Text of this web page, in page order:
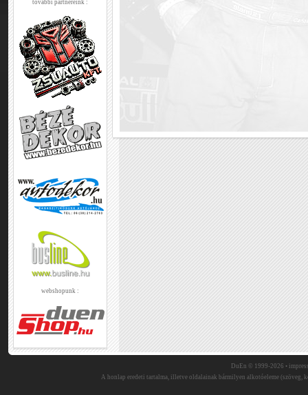
további partnereink :
webshopunk :
DuEn © 1999-2026 •
A honlap eredeti tartalma, illetve oldalainak bármilyen alkotóeleme (szöveg,